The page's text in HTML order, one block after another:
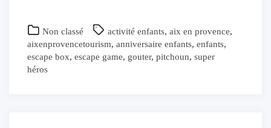
Non classé activité enfants, aix en provence,
aixenprovencetourism, anniversaire enfants, enfants,
escape box, escape game, gouter, pitchoun, super
héros